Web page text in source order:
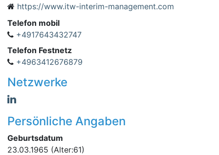
https://www.itw-interim-management.com
Telefon mobil
+4917643432747
Telefon Festnetz
+4963412676879
Netzwerke
Persönliche Angaben
Geburtsdatum
23.03.1965 (Alter:61)